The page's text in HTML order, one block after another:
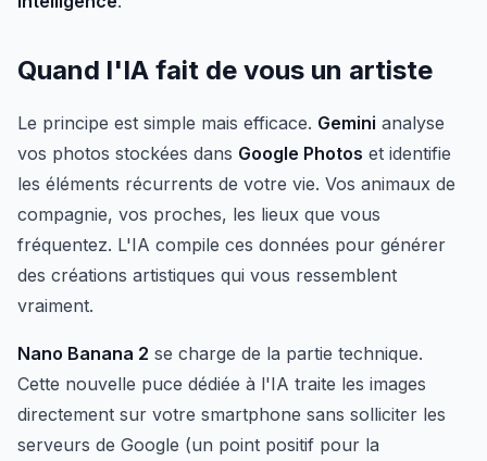
Quand l'IA fait de vous un artiste
Le principe est simple mais efficace. Gemini analyse
vos photos stockées dans Google Photos et identifie
les éléments récurrents de votre vie. Vos animaux de
compagnie, vos proches, les lieux que vous
fréquentez. L'IA compile ces données pour générer
des créations artistiques qui vous ressemblent
vraiment.
Nano Banana 2 se charge de la partie technique.
Cette nouvelle puce dédiée à l'IA traite les images
directement sur votre smartphone sans solliciter les
serveurs de Google (un point positif pour la